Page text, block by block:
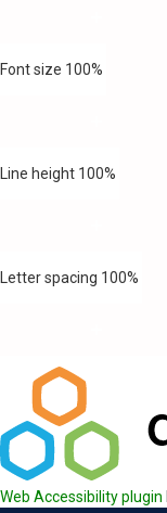
Font size 100%
Line height 100%
Letter spacing 100%
Web Accessibility plugin